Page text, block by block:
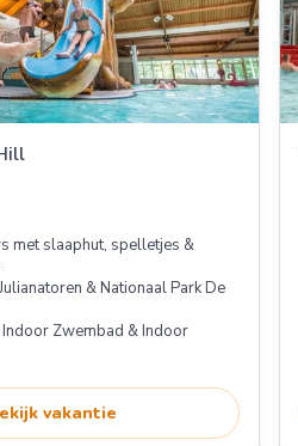
met slaaphut, spelletjes &
& Nationaal Park De
Zwembad & Indoor
vakantie